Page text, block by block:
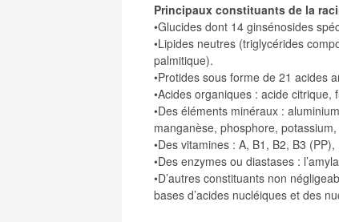
Principaux constituants de la
•Glucides dont 14 ginsénosides
•Lipides neutres (triglycérides
palmitique).
•Protides sous forme de 21 acides
•Acides organiques : acide
•Des éléments minéraux :
manganèse, phosphore,
•Des vitamines : A, B1, B2, B3
•Des enzymes ou diastases :
•D’autres constituants non
bases d’acides nucléiques et des